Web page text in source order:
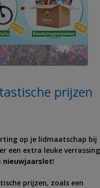
prijzen
op je lidmaatschap bij
een extra leuke verrassing
nieuwjaarslot!
prijzen, zoals een